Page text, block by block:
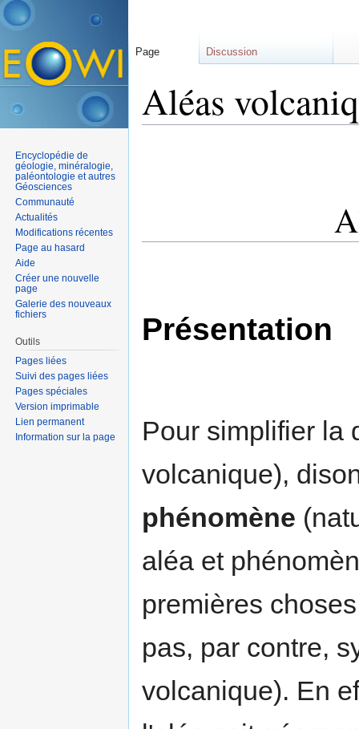
Aléas
Présentation
Pour simplifier la
volcanique),
phénomène
aléa et
premières
pas, par contre,
volcanique). En
Page Discussion
Encyclopédie de
géologie, minéralogie,
paléontologie et autres
Géosciences
Communauté
Actualités
Modifications récentes
Page au hasard
Aide
Créer une nouvelle
page
Galerie des nouveaux
fichiers
Outils
Pages liées
Suivi des pages liées
Pages spéciales
Version imprimable
Lien permanent
Information sur la page